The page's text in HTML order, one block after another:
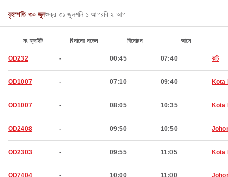
বৃহস্পতি ৩০ জুলশুক্র ৩১ জুলশনি ১ আগরবি ২ আগ
নং ফ্লাইট বিমানের মডেল বিমোচন আসে
OD232 - 00:45 07:40 কচি
OD1007 - 07:10 09:40 Kota
OD1007 - 08:05 10:35 Kota
OD2408 - 09:50 10:50
OD2303 - 09:55 11:05 Kota
OD7404 - 10:00 11:00